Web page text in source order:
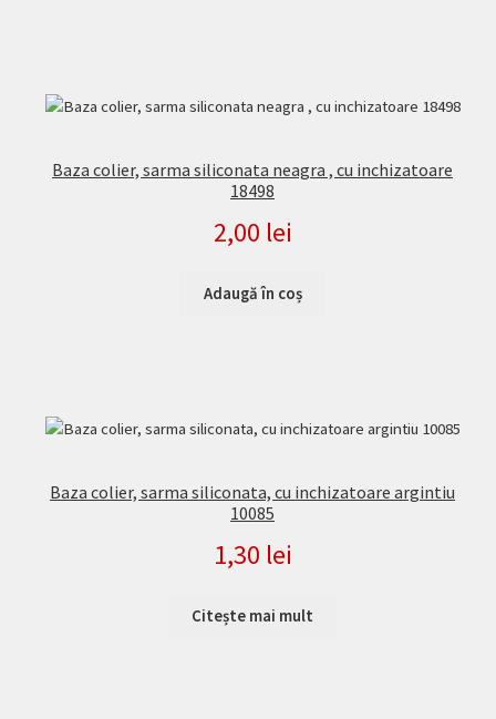
Baza colier, sarma siliconata neagra , cu inchizatoare
18498
2,00 lei
Adaugă în coș
Baza colier, sarma siliconata, cu inchizatoare argintiu
10085
1,30 lei
Citește mai mult